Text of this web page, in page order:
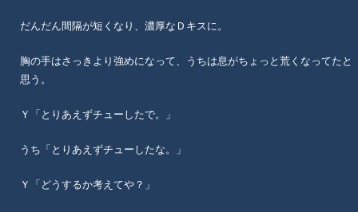
だんだん間隔が短くなり、濃厚なＤキスに。
胸の手はさっきより強めになって、うちは息がちょっと荒くなってたと
思う。
Ｙ「とりあえずチューしたで。」
うち「とりあえずチューしたな。」
Ｙ「どうするか考えてや？」